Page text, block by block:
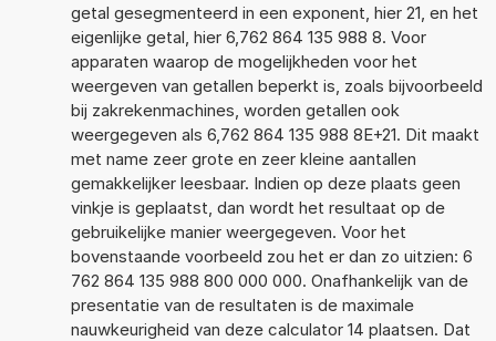
getal gesegmenteerd in een exponent, hier 21, en het
eigenlijke getal, hier 6,762 864 135 988 8. Voor
apparaten waarop de mogelijkheden voor het
weergeven van getallen beperkt is, zoals bijvoorbeeld
bij zakrekenmachines, worden getallen ook
weergegeven als 6,762 864 135 988 8E+21. Dit maakt
met name zeer grote en zeer kleine aantallen
gemakkelijker leesbaar. Indien op deze plaats geen
vinkje is geplaatst, dan wordt het resultaat op de
gebruikelijke manier weergegeven. Voor het
bovenstaande voorbeeld zou het er dan zo uitzien: 6
762 864 135 988 800 000 000. Onafhankelijk van de
presentatie van de resultaten is de maximale
nauwkeurigheid van deze calculator 14 plaatsen. Dat